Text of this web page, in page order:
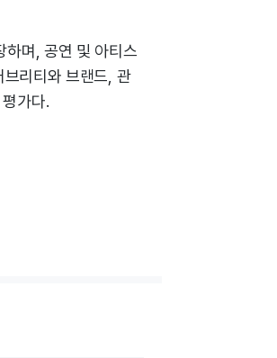
하며, 공연 및 아티스
리티와 브랜드, 관
가다.